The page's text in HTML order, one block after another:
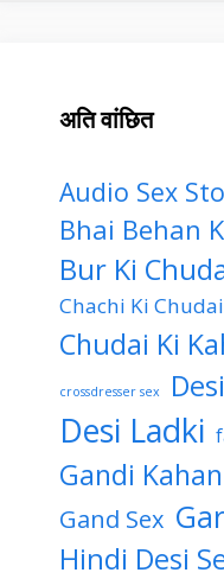
अति वांछित
Audio Sex
Bhai Behan
Bur Ki
Chachi Ki
Chudai Ki
crossdresser sex
Desi Ladki
Gandi
Gand Sex
Hindi Desi